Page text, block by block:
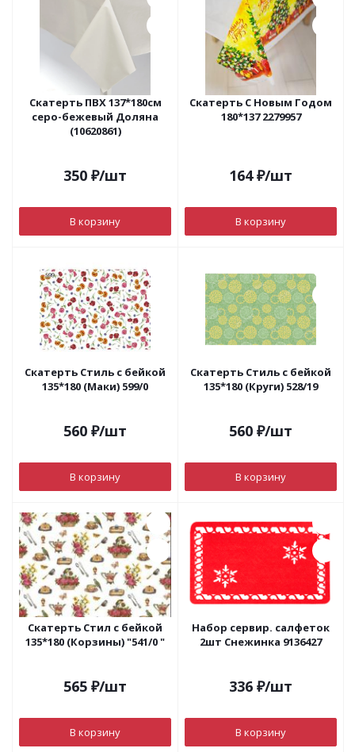
Скатерть ПВХ 137*180см
серо-бежевый Доляна
(10620861)
350 ₽/шт
В корзину
Скатерть С Новым Годом
180*137 2279957
164₽/шт
В корзину
Скатерть Стиль с бейкой
135*180 (Маки) 599/0
560 ₽/шт
В корзину
Скатерть Стиль с бейкой
135*180 (Круги) 528/19
560 ₽/шт
В корзину
Скатерть Стил с бейкой
135*180 (Корзины) "541/0 "
565 ₽/шт
В корзину
Набор сервир. салфеток
2шт Снежинка 9136427
336 ₽/шт
В корзину